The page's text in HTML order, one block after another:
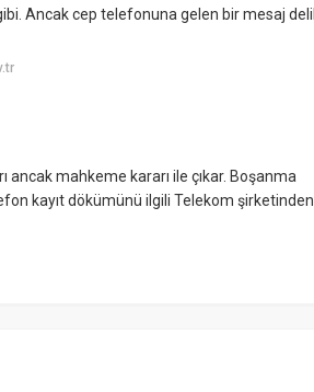
Ancak cep telefonuna gelen bir mesaj delil
ancak mahkeme kararı ile çıkar. Boşanma
kayıt dökümünü ilgili Telekom şirketinden